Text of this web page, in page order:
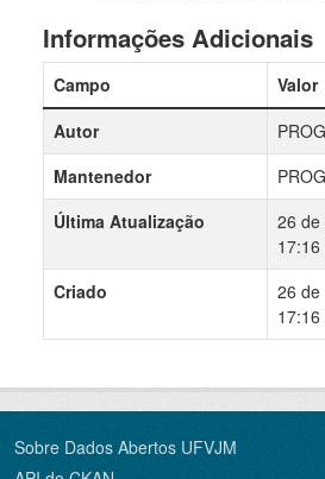
Informações Adicionais
Campo
Valor
Autor
Mantenedor
Última Atualização
26 de
17:16
Criado
26 de
17:16
Sobre Dados Abertos UFVJM